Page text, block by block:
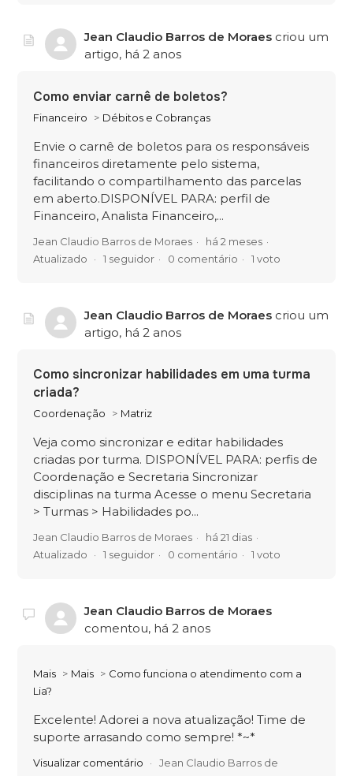
Jean Claudio Barros de Moraes criou um
artigo, há 2 anos
Como enviar carnê de boletos?
Financeiro Débitos e Cobranças
Envie o carnê de boletos para os responsáveis
financeiros diretamente pelo sistema,
facilitando o compartilhamento das parcelas
em aberto.DISPONÍVEL PARA: perfil de
Financeiro, Analista Financeiro,...
Jean Claudio Barros de Moraes
há 2 meses
Atualizado
1 seguidor 0 comentário 1 voto
Jean Claudio Barros de Moraes criou um
artigo, há 2 anos
Como sincronizar habilidades em uma turma
criada?
Coordenação Matriz
Veja como sincronizar e editar habilidades
criadas por turma. DISPONÍVEL PARA: perfis de
Coordenação e Secretaria Sincronizar
disciplinas na turma Acesse o menu Secretaria
> Turmas > Habilidades po...
Jean Claudio Barros de Moraes
há 21 dias
Atualizado
1 seguidor 0 comentário 1 voto
Jean Claudio Barros de Moraes
comentou, há 2 anos
Mais Mais
Como funciona o atendimento com a
Lia?
Excelente! Adorei a nova atualização! Time de
suporte arrasando como sempre! *~*
Visualizar comentário
Jean Claudio Barros de